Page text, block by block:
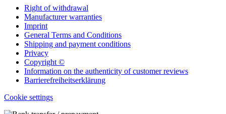
Right of withdrawal
Manufacturer warranties
Imprint
General Terms and Conditions
Shipping and payment conditions
Privacy
Copyright ©
Information on the authenticity of customer reviews
Barrierefreiheitserklärung
Cookie settings